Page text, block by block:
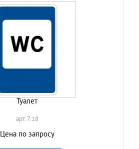
Туалет
арт. 7.18
Цена по запросу